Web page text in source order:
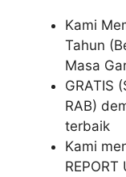
Kami
Tahun
Masa
GRATIS
RAB)
terbaik
Kami